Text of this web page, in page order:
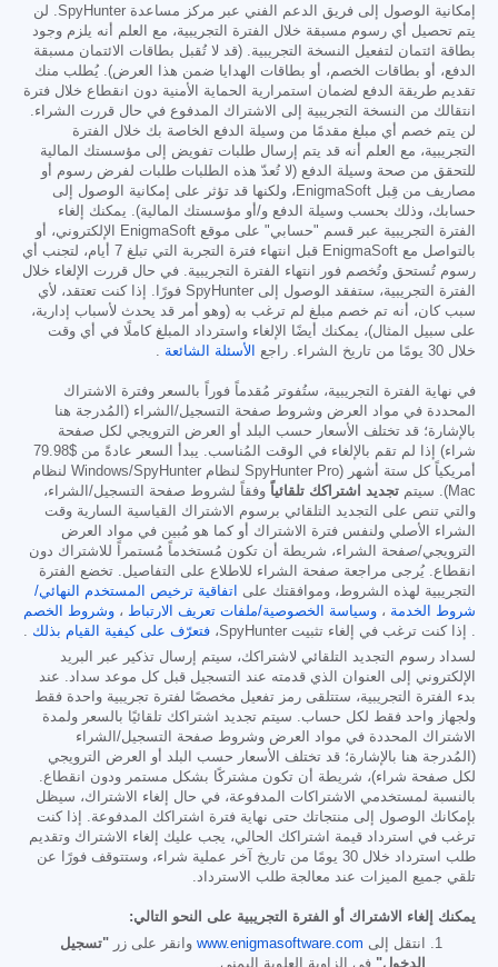
إمكانية الوصول إلى فريق الدعم الفني عبر مركز مساعدة SpyHunter. لن
يتم تحصيل أي رسوم مسبقة خلال الفترة التجريبية، مع العلم أنه يلزم وجود
بطاقة ائتمان لتفعيل النسخة التجريبية. (قد لا تُقبل بطاقات الائتمان مسبقة
الدفع، أو بطاقات الخصم، أو بطاقات الهدايا ضمن هذا العرض). يُطلب منك
تقديم طريقة الدفع لضمان استمرارية الحماية الأمنية دون انقطاع خلال فترة
انتقالك من النسخة التجريبية إلى الاشتراك المدفوع في حال قررت الشراء.
لن يتم خصم أي مبلغ مقدمًا من وسيلة الدفع الخاصة بك خلال الفترة
التجريبية، مع العلم أنه قد يتم إرسال طلبات تفويض إلى مؤسستك المالية
للتحقق من صحة وسيلة الدفع (لا تُعدّ هذه الطلبات طلبات لفرض رسوم أو
مصاريف من قِبل EnigmaSoft، ولكنها قد تؤثر على إمكانية الوصول إلى
حسابك، وذلك بحسب وسيلة الدفع و/أو مؤسستك المالية). يمكنك إلغاء
الفترة التجريبية عبر قسم "حسابي" على موقع EnigmaSoft الإلكتروني، أو
بالتواصل مع EnigmaSoft قبل انتهاء فترة التجربة التي تبلغ 7 أيام، لتجنب أي
رسوم تُستحق وتُخصم فور انتهاء الفترة التجريبية. في حال قررت الإلغاء خلال
الفترة التجريبية، ستفقد الوصول إلى SpyHunter فورًا. إذا كنت تعتقد، لأي
سبب كان، أنه تم خصم مبلغ لم ترغب به (وهو أمر قد يحدث لأسباب إدارية،
على سبيل المثال)، يمكنك أيضًا الإلغاء واسترداد المبلغ كاملًا في أي وقت
خلال 30 يومًا من تاريخ الشراء. راجع
الأسئلة الشائعة
في نهاية الفترة التجريبية، ستُفوتر مُقدماً فوراً بالسعر وفترة الاشتراك
المحددة في مواد العرض وشروط صفحة التسجيل/الشراء (المُدرجة هنا
بالإشارة؛ قد تختلف الأسعار حسب البلد أو العرض الترويجي لكل صفحة
شراء) إذا لم تقم بالإلغاء في الوقت المُناسب. يبدأ السعر عادةً من $79.98
أمريكياً كل ستة أشهر (SpyHunter Pro لنظام Windows/SpyHunter لنظام
Mac). سيتم
تجديد اشتراكك تلقائياً وفقاً لشروط صفحة التسجيل/الشراء،
والتي تنص على التجديد التلقائي برسوم الاشتراك القياسية السارية وقت
الشراء الأصلي ولنفس فترة الاشتراك أو كما هو مُبين في مواد العرض
الترويجي/صفحة الشراء، شريطة أن تكون مُستخدماً مُستمراً للاشتراك دون
انقطاع. يُرجى مراجعة صفحة الشراء للاطلاع على التفاصيل. تخضع الفترة
التجريبية لهذه الشروط، وموافقتك على
اتفاقية ترخيص المستخدم النهائي/
شروط الخدمة ، وسياسة الخصوصية/ملفات تعريف الارتباط ، وشروط الخصم
. إذا كنت ترغب في إلغاء تثبيت SpyHunter،
فتعرّف على كيفية القيام بذلك
لسداد رسوم التجديد التلقائي لاشتراكك، سيتم إرسال تذكير عبر البريد
الإلكتروني إلى العنوان الذي قدمته عند التسجيل قبل كل موعد سداد. عند
بدء الفترة التجريبية، ستتلقى رمز تفعيل مخصصًا لفترة تجريبية واحدة فقط
ولجهاز واحد فقط لكل حساب. سيتم تجديد اشتراكك تلقائيًا بالسعر ولمدة
الاشتراك المحددة في مواد العرض وشروط صفحة التسجيل/الشراء
(المُدرجة هنا بالإشارة؛ قد تختلف الأسعار حسب البلد أو العرض الترويجي
لكل صفحة شراء)، شريطة أن تكون مشتركًا بشكل مستمر ودون انقطاع.
بالنسبة لمستخدمي الاشتراكات المدفوعة، في حال إلغاء الاشتراك، سيظل
بإمكانك الوصول إلى منتجاتك حتى نهاية فترة اشتراكك المدفوعة. إذا كنت
ترغب في استرداد قيمة اشتراكك الحالي، يجب عليك إلغاء الاشتراك وتقديم
طلب استرداد خلال 30 يومًا من تاريخ آخر عملية شراء، وستتوقف فورًا عن
تلقي جميع الميزات عند معالجة طلب الاسترداد.
يمكنك إلغاء الاشتراك أو الفترة التجريبية على النحو التالي:
انتقل إلى www.enigmasoftware.com وانقر على زر "تسجيل
الدخول" في الزاوية العلوية اليمنى.